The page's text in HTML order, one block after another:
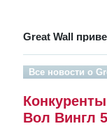
Great Wall
Все новости о
Вол Вингл